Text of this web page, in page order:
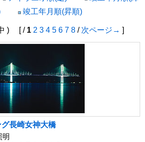
竣工年月順(昇順)
中 ) [ / 1 2 3 4 5 6 7 8/ 次ページ→ ]
長崎女神大橋
明